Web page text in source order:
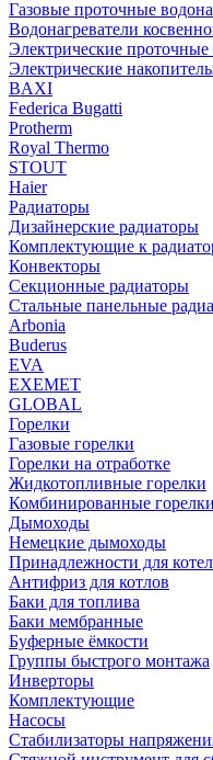
Газовые проточные
Водонагреватели
Электрические проточные
Электрические
BAXI
Federica Bugatti
Protherm
Royal Thermo
STOUT
Haier
Радиаторы
Дизайнерские радиаторы
Комплектующие к
Конвекторы
Секционные радиаторы
Стальные панельные
Arbonia
Buderus
EVA
EXEMET
GLOBAL
Горелки
Газовые горелки
Горелки на отработке
Жидкотопливные горелки
Комбинированные горелки
Дымоходы
Немецкие дымоходы
Принадлежности для
Антифриз для котлов
Баки для топлива
Баки мембранные
Буферные ёмкости
Группы быстрого монтажа
Инверторы
Комплектующие
Насосы
Стабилизаторы